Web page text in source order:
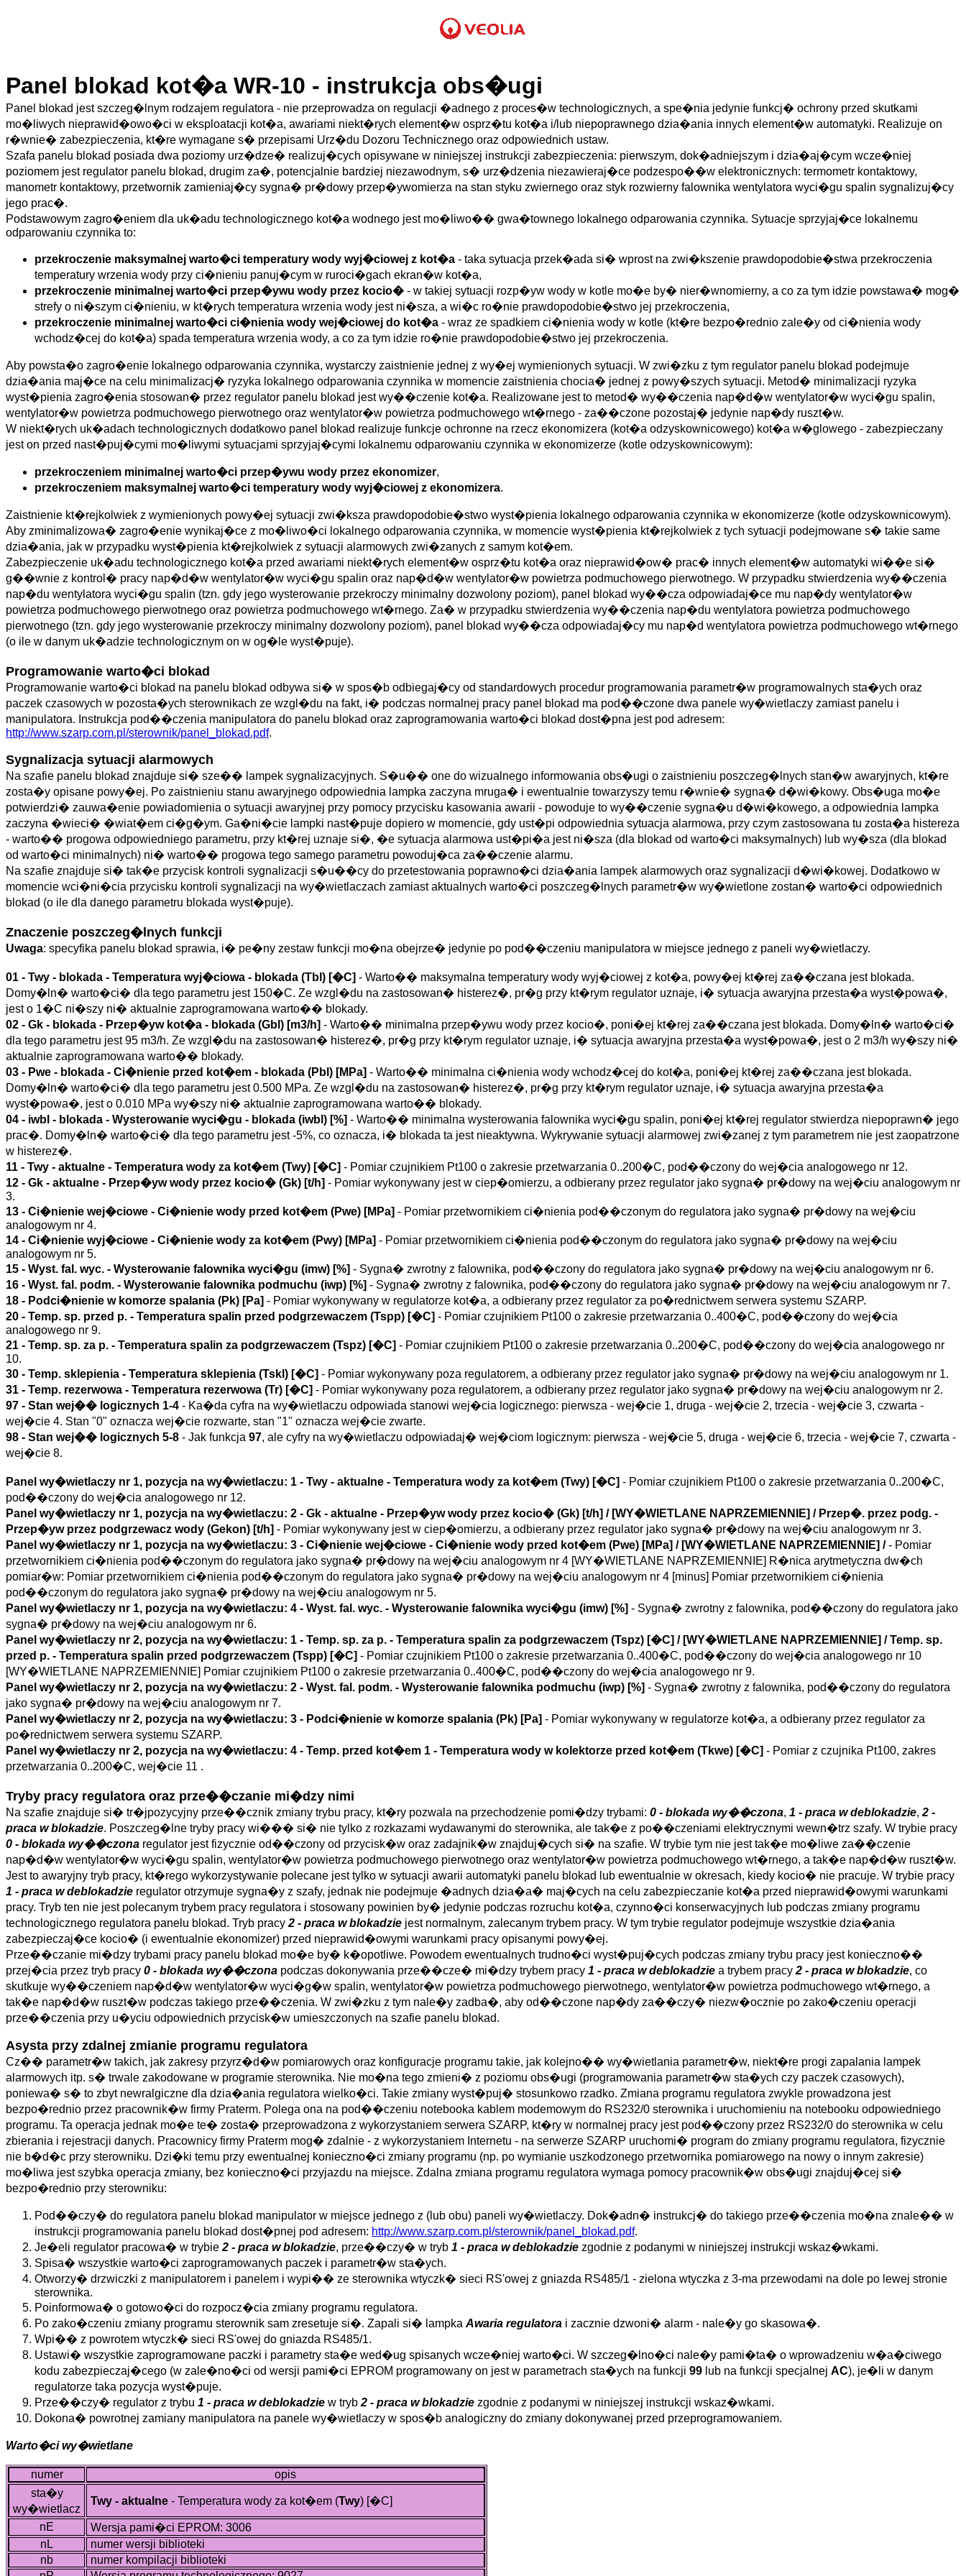
Panel blokad kot�a WR-10 - instrukcja obs�ugi
Panel blokad jest szczeg�lnym rodzajem regulatora - nie przeprowadza on regulacji �adnego z proces�w technologicznych, a spe�nia jedynie funkcj� ochrony przed skutkami
mo�liwych nieprawid�owo�ci w eksploatacji kot�a, awariami niekt�rych element�w osprz�tu kot�a i/lub niepoprawnego dzia�ania innych element�w automatyki. Realizuje on
r�wnie� zabezpieczenia, kt�re wymagane s� przepisami Urz�du Dozoru Technicznego oraz odpowiednich ustaw.
Szafa panelu blokad posiada dwa poziomy urz�dze� realizuj�cych opisywane w niniejszej instrukcji zabezpieczenia: pierwszym, dok�adniejszym i dzia�aj�cym wcze�niej
poziomem jest regulator panelu blokad, drugim za�, potencjalnie bardziej niezawodnym, s� urz�dzenia niezawieraj�ce podzespo��w elektronicznych: termometr kontaktowy,
manometr kontaktowy, przetwornik zamieniaj�cy sygna� pr�dowy przep�ywomierza na stan styku zwiernego oraz styk rozwierny falownika wentylatora wyci�gu spalin sygnalizuj�cy
jego prac�.
Podstawowym zagro�eniem dla uk�adu technologicznego kot�a wodnego jest mo�liwo�� gwa�townego lokalnego odparowania czynnika. Sytuacje sprzyjaj�ce lokalnemu
odparowaniu czynnika to:
przekroczenie maksymalnej warto�ci temperatury wody wyj�ciowej z kot�a - taka sytuacja przek�ada si� wprost na zwi�kszenie prawdopodobie�stwa przekroczenia
temperatury wrzenia wody przy ci�nieniu panuj�cym w ruroci�gach ekran�w kot�a,
przekroczenie minimalnej warto�ci przep�ywu wody przez kocio� - w takiej sytuacji rozp�yw wody w kotle mo�e by� nier�wnomierny, a co za tym idzie powstawa� mog�
strefy o ni�szym ci�nieniu, w kt�rych temperatura wrzenia wody jest ni�sza, a wi�c ro�nie prawdopodobie�stwo jej przekroczenia,
przekroczenie minimalnej warto�ci ci�nienia wody wej�ciowej do kot�a - wraz ze spadkiem ci�nienia wody w kotle (kt�re bezpo�rednio zale�y od ci�nienia wody
wchodz�cej do kot�a) spada temperatura wrzenia wody, a co za tym idzie ro�nie prawdopodobie�stwo jej przekroczenia.
Aby powsta�o zagro�enie lokalnego odparowania czynnika, wystarczy zaistnienie jednej z wy�ej wymienionych sytuacji. W zwi�zku z tym regulator panelu blokad podejmuje
dzia�ania maj�ce na celu minimalizacj� ryzyka lokalnego odparowania czynnika w momencie zaistnienia chocia� jednej z powy�szych sytuacji. Metod� minimalizacji ryzyka
wyst�pienia zagro�enia stosowan� przez regulator panelu blokad jest wy��czenie kot�a. Realizowane jest to metod� wy��czenia nap�d�w wentylator�w wyci�gu spalin,
wentylator�w powietrza podmuchowego pierwotnego oraz wentylator�w powietrza podmuchowego wt�rnego - za��czone pozostaj� jedynie nap�dy ruszt�w.
W niekt�rych uk�adach technologicznych dodatkowo panel blokad realizuje funkcje ochronne na rzecz ekonomizera (kot�a odzyskownicowego) kot�a w�glowego - zabezpieczany
jest on przed nast�puj�cymi mo�liwymi sytuacjami sprzyjaj�cymi lokalnemu odparowaniu czynnika w ekonomizerze (kotle odzyskownicowym):
przekroczeniem minimalnej warto�ci przep�ywu wody przez ekonomizer,
przekroczeniem maksymalnej warto�ci temperatury wody wyj�ciowej z ekonomizera.
Zaistnienie kt�rejkolwiek z wymienionych powy�ej sytuacji zwi�ksza prawdopodobie�stwo wyst�pienia lokalnego odparowania czynnika w ekonomizerze (kotle odzyskownicowym).
Aby zminimalizowa� zagro�enie wynikaj�ce z mo�liwo�ci lokalnego odparowania czynnika, w momencie wyst�pienia kt�rejkolwiek z tych sytuacji podejmowane s� takie same
dzia�ania, jak w przypadku wyst�pienia kt�rejkolwiek z sytuacji alarmowych zwi�zanych z samym kot�em.
Zabezpieczenie uk�adu technologicznego kot�a przed awariami niekt�rych element�w osprz�tu kot�a oraz nieprawid�ow� prac� innych element�w automatyki wi��e si�
g��wnie z kontrol� pracy nap�d�w wentylator�w wyci�gu spalin oraz nap�d�w wentylator�w powietrza podmuchowego pierwotnego. W przypadku stwierdzenia wy��czenia
nap�du wentylatora wyci�gu spalin (tzn. gdy jego wysterowanie przekroczy minimalny dozwolony poziom), panel blokad wy��cza odpowiadaj�ce mu nap�dy wentylator�w
powietrza podmuchowego pierwotnego oraz powietrza podmuchowego wt�rnego. Za� w przypadku stwierdzenia wy��czenia nap�du wentylatora powietrza podmuchowego
pierwotnego (tzn. gdy jego wysterowanie przekroczy minimalny dozwolony poziom), panel blokad wy��cza odpowiadaj�cy mu nap�d wentylatora powietrza podmuchowego wt�rnego
(o ile w danym uk�adzie technologicznym on w og�le wyst�puje).
Programowanie warto�ci blokad
Programowanie warto�ci blokad na panelu blokad odbywa si� w spos�b odbiegaj�cy od standardowych procedur programowania parametr�w programowalnych sta�ych oraz
paczek czasowych w pozosta�ych sterownikach ze wzgl�du na fakt, i� podczas normalnej pracy panel blokad ma pod��czone dwa panele wy�wietlaczy zamiast panelu i
manipulatora. Instrukcja pod��czenia manipulatora do panelu blokad oraz zaprogramowania warto�ci blokad dost�pna jest pod adresem:
http://www.szarp.com.pl/sterownik/panel_blokad.pdf.
Sygnalizacja sytuacji alarmowych
Na szafie panelu blokad znajduje si� sze�� lampek sygnalizacyjnych. S�u�� one do wizualnego informowania obs�ugi o zaistnieniu poszczeg�lnych stan�w awaryjnych, kt�re
zosta�y opisane powy�ej. Po zaistnieniu stanu awaryjnego odpowiednia lampka zaczyna mruga� i ewentualnie towarzyszy temu r�wnie� sygna� d�wi�kowy. Obs�uga mo�e
potwierdzi� zauwa�enie powiadomienia o sytuacji awaryjnej przy pomocy przycisku kasowania awarii - powoduje to wy��czenie sygna�u d�wi�kowego, a odpowiednia lampka
zaczyna �wieci� �wiat�em ci�g�ym. Ga�ni�cie lampki nast�puje dopiero w momencie, gdy ust�pi odpowiednia sytuacja alarmowa, przy czym zastosowana tu zosta�a histereza
- warto�� progowa odpowiedniego parametru, przy kt�rej uznaje si�, �e sytuacja alarmowa ust�pi�a jest ni�sza (dla blokad od warto�ci maksymalnych) lub wy�sza (dla blokad
od warto�ci minimalnych) ni� warto�� progowa tego samego parametru powoduj�ca za��czenie alarmu.
Na szafie znajduje si� tak�e przycisk kontroli sygnalizacji s�u��cy do przetestowania poprawno�ci dzia�ania lampek alarmowych oraz sygnalizacji d�wi�kowej. Dodatkowo w
momencie wci�ni�cia przycisku kontroli sygnalizacji na wy�wietlaczach zamiast aktualnych warto�ci poszczeg�lnych parametr�w wy�wietlone zostan� warto�ci odpowiednich
blokad (o ile dla danego parametru blokada wyst�puje).
Znaczenie poszczeg�lnych funkcji
Uwaga: specyfika panelu blokad sprawia, i� pe�ny zestaw funkcji mo�na obejrze� jedynie po pod��czeniu manipulatora w miejsce jednego z paneli wy�wietlaczy.
01 - Twy - blokada - Temperatura wyj�ciowa - blokada (Tbl ) [�C] - Warto�� maksymalna temperatury wody wyj�ciowej z kot�a, powy�ej kt�rej za��czana jest blokada.
Domy�ln� warto�ci� dla tego parametru jest 150�C. Ze wzgl�du na zastosowan� histerez�, pr�g przy kt�rym regulator uznaje, i� sytuacja awaryjna przesta�a wyst�powa�,
jest o 1�C ni�szy ni� aktualnie zaprogramowana warto�� blokady.
02 - Gk - blokada - Przep�yw kot�a - blokada (Gbl ) [m3/h] - Warto�� minimalna przep�ywu wody przez kocio�, poni�ej kt�rej za��czana jest blokada. Domy�ln� warto�ci�
dla tego parametru jest 95 m3/h. Ze wzgl�du na zastosowan� histerez�, pr�g przy kt�rym regulator uznaje, i� sytuacja awaryjna przesta�a wyst�powa�, jest o 2 m3/h wy�szy ni�
aktualnie zaprogramowana warto�� blokady.
03 - Pwe - blokada - Ci�nienie przed kot�em - blokada (Pbl ) [MPa] - Warto�� minimalna ci�nienia wody wchodz�cej do kot�a, poni�ej kt�rej za��czana jest blokada.
Domy�ln� warto�ci� dla tego parametru jest 0.500 MPa. Ze wzgl�du na zastosowan� histerez�, pr�g przy kt�rym regulator uznaje, i� sytuacja awaryjna przesta�a
wyst�powa�, jest o 0.010 MPa wy�szy ni� aktualnie zaprogramowana warto�� blokady.
04 - iwbl - blokada - Wysterowanie wyci�gu - blokada (iwbl ) [%] - Warto�� minimalna wysterowania falownika wyci�gu spalin, poni�ej kt�rej regulator stwierdza niepoprawn� jego
prac�. Domy�ln� warto�ci� dla tego parametru jest -5%, co oznacza, i� blokada ta jest nieaktywna. Wykrywanie sytuacji alarmowej zwi�zanej z tym parametrem nie jest zaopatrzone
w histerez�.
11 - Twy - aktualne - Temperatura wody za kot�em (Twy) [�C] - Pomiar czujnikiem Pt100 o zakresie przetwarzania 0..200�C, pod��czony do wej�cia analogowego nr 12.
12 - Gk - aktualne - Przep�yw wody przez kocio� (Gk) [t/h] - Pomiar wykonywany jest w ciep�omierzu, a odbierany przez regulator jako sygna� pr�dowy na wej�ciu analogowym nr
3.
13 - Ci�nienie wej�ciowe - Ci�nienie wody przed kot�em (Pwe) [MPa] - Pomiar przetwornikiem ci�nienia pod��czonym do regulatora jako sygna� pr�dowy na wej�ciu
analogowym nr 4.
14 - Ci�nienie wyj�ciowe - Ci�nienie wody za kot�em (Pwy) [MPa] - Pomiar przetwornikiem ci�nienia pod��czonym do regulatora jako sygna� pr�dowy na wej�ciu
analogowym nr 5.
15 - Wyst. fal. wyc. - Wysterowanie falownika wyci�gu (imw) [%] - Sygna� zwrotny z falownika, pod��czony do regulatora jako sygna� pr�dowy na wej�ciu analogowym nr 6.
16 - Wyst. fal. podm. - Wysterowanie falownika podmuchu (iwp) [%] - Sygna� zwrotny z falownika, pod��czony do regulatora jako sygna� pr�dowy na wej�ciu analogowym nr 7.
18 - Podci�nienie w komorze spalania (Pk) [Pa] - Pomiar wykonywany w regulatorze kot�a, a odbierany przez regulator za po�rednictwem serwera systemu SZARP.
20 - Temp. sp. przed p. - Temperatura spalin przed podgrzewaczem (Tspp) [�C] - Pomiar czujnikiem Pt100 o zakresie przetwarzania 0..400�C, pod��czony do wej�cia
analogowego nr 9.
21 - Temp. sp. za p. - Temperatura spalin za podgrzewaczem (Tspz) [�C] - Pomiar czujnikiem Pt100 o zakresie przetwarzania 0..200�C, pod��czony do wej�cia analogowego nr
10.
30 - Temp. sklepienia - Temperatura sklepienia (Tskl ) [�C] - Pomiar wykonywany poza regulatorem, a odbierany przez regulator jako sygna� pr�dowy na wej�ciu analogowym nr 1.
31 - Temp. rezerwowa - Temperatura rezerwowa (Tr) [�C] - Pomiar wykonywany poza regulatorem, a odbierany przez regulator jako sygna� pr�dowy na wej�ciu analogowym nr 2.
97 - Stan wej�� logicznych 1-4 - Ka�da cyfra na wy�wietlaczu odpowiada stanowi wej�cia logicznego: pierwsza - wej�cie 1, druga - wej�cie 2, trzecia - wej�cie 3, czwarta -
wej�cie 4. Stan "0" oznacza wej�cie rozwarte, stan "1" oznacza wej�cie zwarte.
98 - Stan wej�� logicznych 5-8 - Jak funkcja 97, ale cyfry na wy�wietlaczu odpowiadaj� wej�ciom logicznym: pierwsza - wej�cie 5, druga - wej�cie 6, trzecia - wej�cie 7, czwarta -
wej�cie 8.
Panel wy�wietlaczy nr 1, pozycja na wy�wietlaczu: 1 - Twy - aktualne - Temperatura wody za kot�em (Twy) [�C] - Pomiar czujnikiem Pt100 o zakresie przetwarzania 0..200�C,
pod��czony do wej�cia analogowego nr 12.
Panel wy�wietlaczy nr 1, pozycja na wy�wietlaczu: 2 - Gk - aktualne - Przep�yw wody przez kocio� (Gk) [t/h] / [WY�WIETLANE NAPRZEMIENNIE] / Przep�. przez podg. -
Przep�yw przez podgrzewacz wody (Gekon) [t/h] - Pomiar wykonywany jest w ciep�omierzu, a odbierany przez regulator jako sygna� pr�dowy na wej�ciu analogowym nr 3.
Panel wy�wietlaczy nr 1, pozycja na wy�wietlaczu: 3 - Ci�nienie wej�ciowe - Ci�nienie wody przed kot�em (Pwe) [MPa] / [WY�WIETLANE NAPRZEMIENNIE] /- Pomiar
przetwornikiem ci�nienia pod��czonym do regulatora jako sygna� pr�dowy na wej�ciu analogowym nr 4 [WY�WIETLANE NAPRZEMIENNIE] R�nica arytmetyczna dw�ch
pomiar�w: Pomiar przetwornikiem ci�nienia pod��czonym do regulatora jako sygna� pr�dowy na wej�ciu analogowym nr 4 [minus] Pomiar przetwornikiem ci�nienia
pod��czonym do regulatora jako sygna� pr�dowy na wej�ciu analogowym nr 5.
Panel wy�wietlaczy nr 1, pozycja na wy�wietlaczu: 4 - Wyst. fal. wyc. - Wysterowanie falownika wyci�gu (imw) [%] - Sygna� zwrotny z falownika, pod��czony do regulatora jako
sygna� pr�dowy na wej�ciu analogowym nr 6.
Panel wy�wietlaczy nr 2, pozycja na wy�wietlaczu: 1 - Temp. sp. za p. - Temperatura spalin za podgrzewaczem (Tspz) [�C] / [WY�WIETLANE NAPRZEMIENNIE] /Temp. sp.
przed p. - Temperatura spalin przed podgrzewaczem (Tspp) [�C] - Pomiar czujnikiem Pt100 o zakresie przetwarzania 0..400�C, pod��czony do wej�cia analogowego nr 10
[WY�WIETLANE NAPRZEMIENNIE] Pomiar czujnikiem Pt100 o zakresie przetwarzania 0..400�C, pod��czony do wej�cia analogowego nr 9.
Panel wy�wietlaczy nr 2, pozycja na wy�wietlaczu: 2 - Wyst. fal. podm. - Wysterowanie falownika podmuchu (iwp) [%] - Sygna� zwrotny z falownika, pod��czony do regulatora
jako sygna� pr�dowy na wej�ciu analogowym nr 7.
Panel wy�wietlaczy nr 2, pozycja na wy�wietlaczu: 3 - Podci�nienie w komorze spalania (Pk) [Pa] - Pomiar wykonywany w regulatorze kot�a, a odbierany przez regulator za
po�rednictwem serwera systemu SZARP.
Panel wy�wietlaczy nr 2, pozycja na wy�wietlaczu: 4 - Temp. przed kot�em 1 - Temperatura wody w kolektorze przed kot�em (Tkwe) [�C] - Pomiar z czujnika Pt100, zakres
przetwarzania 0..200�C, wej�cie 11 .
Tryby pracy regulatora oraz prze��czanie mi�dzy nimi
Na szafie znajduje si� tr�jpozycyjny prze��cznik zmiany trybu pracy, kt�ry pozwala na przechodzenie pomi�dzy trybami: 0 - blokada wy��czona, 1 - praca w deblokadzie, 2 -
praca w blokadzie. Poszczeg�lne tryby pracy wi��� si� nie tylko z rozkazami wydawanymi do sterownika, ale tak�e z po��czeniami elektrycznymi wewn�trz szafy. W trybie pracy
0 - blokada wy��czona regulator jest fizycznie od��czony od przycisk�w oraz zadajnik�w znajduj�cych si� na szafie. W trybie tym nie jest tak�e mo�liwe za��czenie
nap�d�w wentylator�w wyci�gu spalin, wentylator�w powietrza podmuchowego pierwotnego oraz wentylator�w powietrza podmuchowego wt�rnego, a tak�e nap�d�w ruszt�w.
Jest to awaryjny tryb pracy, kt�rego wykorzystywanie polecane jest tylko w sytuacji awarii automatyki panelu blokad lub ewentualnie w okresach, kiedy kocio� nie pracuje. W trybie pracy
1 - praca w deblokadzie regulator otrzymuje sygna�y z szafy, jednak nie podejmuje �adnych dzia�a� maj�cych na celu zabezpieczanie kot�a przed nieprawid�owymi warunkami
pracy. Tryb ten nie jest polecanym trybem pracy regulatora i stosowany powinien by� jedynie podczas rozruchu kot�a, czynno�ci konserwacyjnych lub podczas zmiany programu
technologicznego regulatora panelu blokad. Tryb pracy 2 - praca w blokadzie jest normalnym, zalecanym trybem pracy. W tym trybie regulator podejmuje wszystkie dzia�ania
zabezpieczaj�ce kocio� (i ewentualnie ekonomizer) przed nieprawid�owymi warunkami pracy opisanymi powy�ej.
Prze��czanie mi�dzy trybami pracy panelu blokad mo�e by� k�opotliwe. Powodem ewentualnych trudno�ci wyst�puj�cych podczas zmiany trybu pracy jest konieczno��
przej�cia przez tryb pracy 0 - blokada wy��czona podczas dokonywania prze��cze� mi�dzy trybem pracy 1 - praca w deblokadzie a trybem pracy 2 - praca w blokadzie, co
skutkuje wy��czeniem nap�d�w wentylator�w wyci�g�w spalin, wentylator�w powietrza podmuchowego pierwotnego, wentylator�w powietrza podmuchowego wt�rnego, a
tak�e nap�d�w ruszt�w podczas takiego prze��czenia. W zwi�zku z tym nale�y zadba�, aby od��czone nap�dy za��czy� niezw�ocznie po zako�czeniu operacji
prze��czenia przy u�yciu odpowiednich przycisk�w umieszczonych na szafie panelu blokad.
Asysta przy zdalnej zmianie programu regulatora
Cz�� parametr�w takich, jak zakresy przyrz�d�w pomiarowych oraz konfiguracje programu takie, jak kolejno�� wy�wietlania parametr�w, niekt�re progi zapalania lampek
alarmowych itp. s� trwale zakodowane w programie sterownika. Nie mo�na tego zmieni� z poziomu obs�ugi (programowania parametr�w sta�ych czy paczek czasowych),
poniewa� s� to zbyt newralgiczne dla dzia�ania regulatora wielko�ci. Takie zmiany wyst�puj� stosunkowo rzadko. Zmiana programu regulatora zwykle prowadzona jest
bezpo�rednio przez pracownik�w firmy Praterm. Polega ona na pod��czeniu notebooka kablem modemowym do RS232/0 sterownika i uruchomieniu na notebooku odpowiedniego
programu. Ta operacja jednak mo�e te� zosta� przeprowadzona z wykorzystaniem serwera SZARP, kt�ry w normalnej pracy jest pod��czony przez RS232/0 do sterownika w celu
zbierania i rejestracji danych. Pracownicy firmy Praterm mog� zdalnie - z wykorzystaniem Internetu - na serwerze SZARP uruchomi� program do zmiany programu regulatora, fizycznie
nie b�d�c przy sterowniku. Dzi�ki temu przy ewentualnej konieczno�ci zmiany programu (np. po wymianie uszkodzonego przetwornika pomiarowego na nowy o innym zakresie)
mo�liwa jest szybka operacja zmiany, bez konieczno�ci przyjazdu na miejsce. Zdalna zmiana programu regulatora wymaga pomocy pracownik�w obs�ugi znajduj�cej si�
bezpo�rednio przy sterowniku:
Pod��czy� do regulatora panelu blokad manipulator w miejsce jednego z (lub obu) paneli wy�wietlaczy. Dok�adn� instrukcj� do takiego prze��czenia mo�na znale�� w
instrukcji programowania panelu blokad dost�pnej pod adresem: http://www.szarp.com.pl/sterownik/panel_blokad.pdf.
Je�eli regulator pracowa� w trybie 2 - praca w blokadzie, prze��czy� w tryb 1 - praca w deblokadzie zgodnie z podanymi w niniejszej instrukcji wskaz�wkami.
Spisa� wszystkie warto�ci zaprogramowanych paczek i parametr�w sta�ych.
Otworzy� drzwiczki z manipulatorem i panelem i wypi�� ze sterownika wtyczk� sieci RS'owej z gniazda RS485/1 - zielona wtyczka z 3-ma przewodami na dole po lewej stronie
sterownika.
Poinformowa� o gotowo�ci do rozpocz�cia zmiany programu regulatora.
Po zako�czeniu zmiany programu sterownik sam zresetuje si�. Zapali si� lampka Awaria regulatora i zacznie dzwoni� alarm - nale�y go skasowa�.
Wpi�� z powrotem wtyczk� sieci RS'owej do gniazda RS485/1.
Ustawi� wszystkie zaprogramowane paczki i parametry sta�e wed�ug spisanych wcze�niej warto�ci. W szczeg�lno�ci nale�y pami�ta� o wprowadzeniu w�a�ciwego
kodu zabezpieczaj�cego (w zale�no�ci od wersji pami�ci EPROM programowany on jest w parametrach sta�ych na funkcji 99 lub na funkcji specjalnej AC), je�li w danym
regulatorze taka pozycja wyst�puje.
Prze��czy� regulator z trybu 1 - praca w deblokadzie w tryb 2 - praca w blokadzie zgodnie z podanymi w niniejszej instrukcji wskaz�wkami.
Dokona� powrotnej zamiany manipulatora na panele wy�wietlaczy w spos�b analogiczny do zmiany dokonywanej przed przeprogramowaniem.
Warto�ci wy�wietlane
numer
opis
sta�y
wy�wietlacz
Twy - aktualne- Temperatura wody za kot�em (Twy)[�C]
nE
Wersja pami�ci EPROM: 3006
nL
numer wersji biblioteki
nb
numer kompilacji biblioteki